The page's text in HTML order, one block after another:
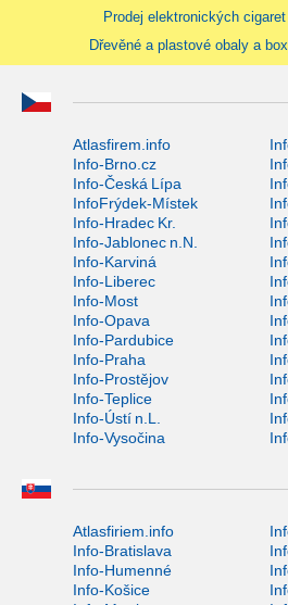
Prodej elektronických cigaret
Dřevěné a plastové obaly a
Atlasfirem.info
Info-Brno.cz
Info-Česká Lípa
InfoFrýdek-Místek
Info-Hradec Kr.
Info-Jablonec n.N.
Info-Karviná
Info-Liberec
Info-Most
Info-Opava
Info-Pardubice
Info-Praha
Info-Prostějov
Info-Teplice
Info-Ústí n.L.
Info-Vysočina
Atlasfiriem.info
Info-Bratislava
Info-Humenné
Info-Košice